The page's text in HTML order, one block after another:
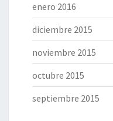
enero 2016
diciembre 2015
noviembre 2015
octubre 2015
septiembre 2015